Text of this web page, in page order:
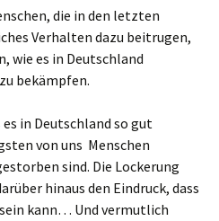
die in den letzten
Verhalten dazu beitrugen,
wie es in Deutschland
bekämpfen.
es in Deutschland so gut
von uns Menschen
sind. Die Lockerung
hinaus den Eindruck, dass
kann… Und vermutlich